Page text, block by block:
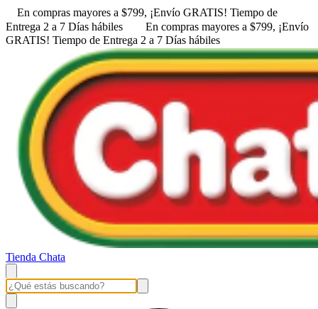
En compras mayores a $799, ¡Envío GRATIS! ㅤㅤTiempo de
Entrega 2 a 7 Días hábiles
En compras mayores a $799, ¡Envío
GRATIS! ㅤㅤTiempo de Entrega 2 a 7 Días hábiles
Tienda Chata